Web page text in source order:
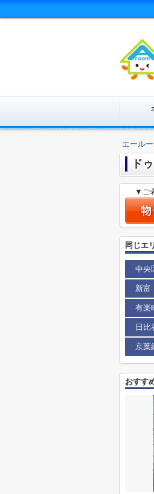
エール
ド
▼ご
同じエ
中央
新富
有楽
日比
京葉
おすす